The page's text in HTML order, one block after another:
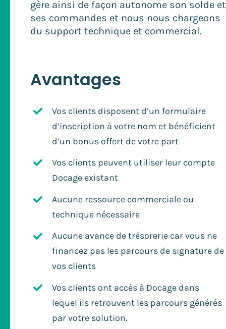
gère ainsi de façon autonome son solde et
ses commandes et nous nous chargeons
du support technique et commercial.
Avantages
Vos clients disposent d’un formulaire
d’inscription à votre nom et bénéficient
d’un bonus offert de votre part
Vos clients peuvent utiliser leur compte
Docage existant
Aucune ressource commerciale ou
technique nécessaire
Aucune avance de trésorerie car vous ne
financez pas les parcours de signature de
vos clients
Vos clients ont accès à Docage dans
lequel ils retrouvent les parcours générés
par votre solution.